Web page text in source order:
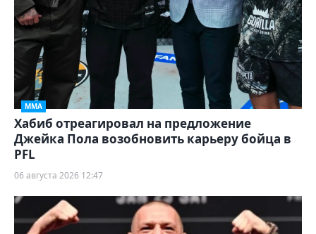
ММА
Хабиб отреагировал на предложение
Джейка Пола возобновить карьеру бойца в
PFL
06 августа 2026 12:47